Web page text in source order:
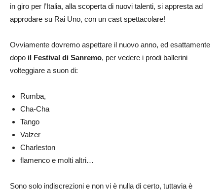
in giro per l’Italia, alla scoperta di nuovi talenti, si appresta ad
approdare su Rai Uno, con un cast spettacolare!
Ovviamente dovremo aspettare il nuovo anno, ed esattamente
dopo il Festival di Sanremo, per vedere i prodi ballerini
volteggiare a suon di:
Rumba,
Cha-Cha
Tango
Valzer
Charleston
flamenco e molti altri…
Sono solo indiscrezioni e non vi è nulla di certo, tuttavia è